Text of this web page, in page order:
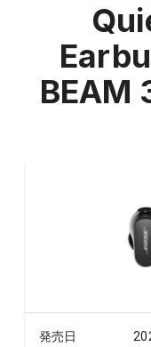
BEAM
発売日